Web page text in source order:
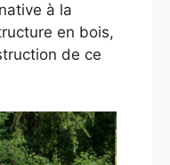
à la
en bois,
de ce